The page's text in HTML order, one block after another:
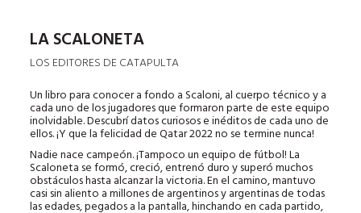
LA SCALONETA
LOS EDITORES DE CATAPULTA
Un libro para conocer a fondo a Scaloni, al cuerpo técnico y a
cada uno de los jugadores que formaron parte de este equipo
inolvidable. Descubrí datos curiosos e inéditos de cada uno de
ellos. ¡Y que la felicidad de Qatar 2022 no se termine nunca!
Nadie nace campeón. ¡Tampoco un equipo de fútbol! La
Scaloneta se formó, creció, entrenó duro y superó muchos
obstáculos hasta alcanzar la victoria. En el camino, mantuvo
casi sin aliento a millones de argentinos y argentinas de todas
las edades, pegados a la pantalla, hinchando en cada partido,